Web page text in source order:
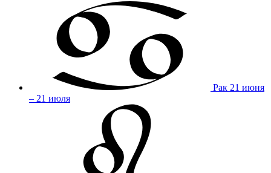
Рак 21 июня
– 21 июля